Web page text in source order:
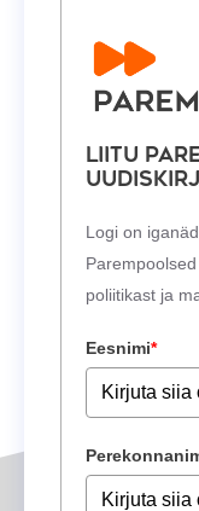
Liitu
Logi on
poliitikast ja
Eesnimi*